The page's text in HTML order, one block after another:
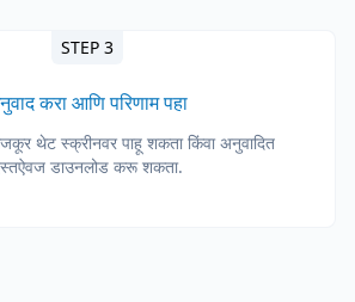
STEP 3
करा आणि परिणाम पहा
थेट स्क्रीनवर पाहू शकता किंवा अनुवादित
डाउनलोड करू शकता.